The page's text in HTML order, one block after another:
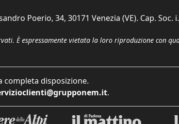
Poerio, 34, 30171 Venezia (VE). Cap. Soc.
È espressamente vietata la loro riproduzione con
completa disposizione.
.